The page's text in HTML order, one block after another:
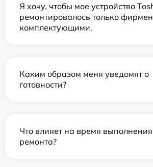
Я хочу, чтобы мое устройство
ремонтировалось только
комплектующими.
Каким образом меня уведомят о
готовности?
Что влияет на время выполнения
ремонта?